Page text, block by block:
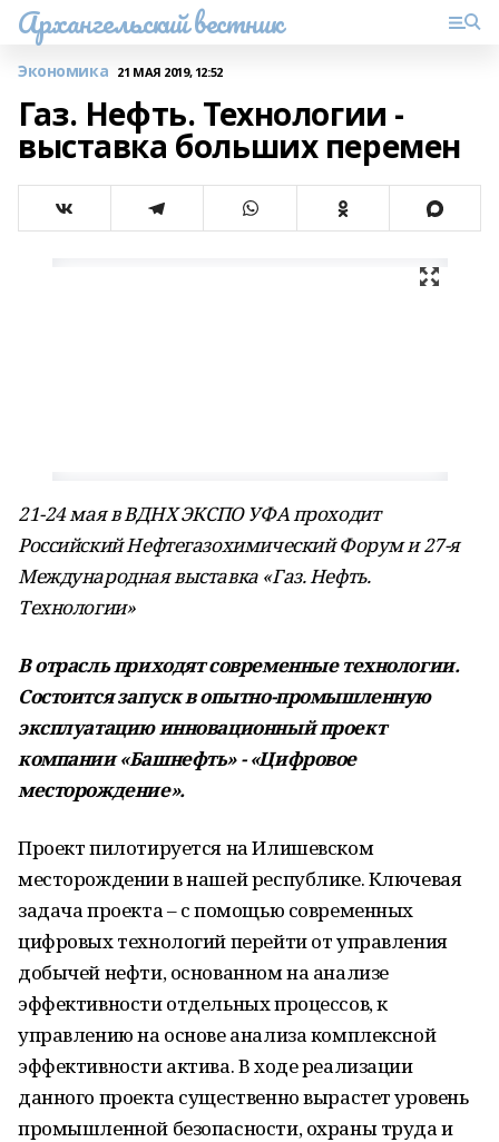
Архангельский вестник
Экономика 21 МАЯ 2019, 12:52
Газ. Нефть. Технологии -
выставка больших перемен
21-24 мая в ВДНХ ЭКСПО УФА проходит
Российский Нефтегазохимический Форум и 27-я
Международная выставка «Газ. Нефть.
Технологии»
В отрасль приходят современные технологии.
Состоится запуск в опытно-промышленную
эксплуатацию инновационный проект
компании «Башнефть» - «Цифровое
месторождение».
Проект пилотируется на Илишевском
месторождении в нашей республике. Ключевая
задача проекта – с помощью современных
цифровых технологий перейти от управления
добычей нефти, основанном на анализе
эффективности отдельных процессов, к
управлению на основе анализа комплексной
эффективности актива. В ходе реализации
данного проекта существенно вырастет уровень
промышленной безопасности, охраны труда и